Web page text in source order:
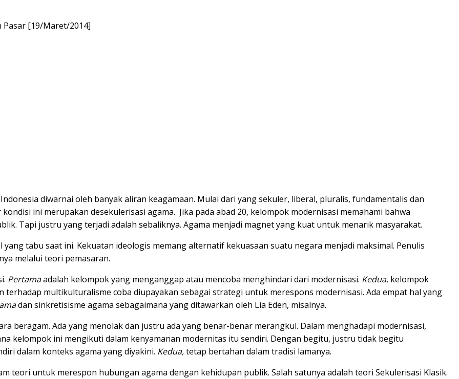
Pasar [19/Maret/2014]
diwarnai oleh banyak aliran keagamaan. Mulai dari yang sekuler, liberal, pluralis, fundamentalis dan
ini merupakan desekulerisasi agama. Jika pada abad 20, kelompok modernisasi memahami bahwa
Tapi justru yang terjadi adalah sebaliknya. Agama menjadi magnet yang kuat untuk menarik masyarakat.
tabu saat ini. Kekuatan ideologis memang alternatif kekuasaan suatu negara menjadi maksimal. Penulis
melalui teori pemasaran.
Pertamaadalah kelompok yang menganggap atau mencoba menghindari dari modernisasi. Kedua, kelompok
terhadap multikulturalisme coba diupayakan sebagai strategi untuk merespons modernisasi. Ada empat hal yang
dan sinkretisisme agama sebagaimana yang ditawarkan oleh Lia Eden, misalnya.
beragam. Ada yang menolak dan justru ada yang benar-benar merangkul. Dalam menghadapi modernisasi,
kelompok ini mengikuti dalam kenyamanan modernitas itu sendiri. Dengan begitu, justru tidak begitu
dalam konteks agama yang diyakini. Kedua,tetap bertahan dalam tradisi lamanya.
teori untuk merespon hubungan agama dengan kehidupan publik. Salah satunya adalah teori Sekulerisasi Klasik.